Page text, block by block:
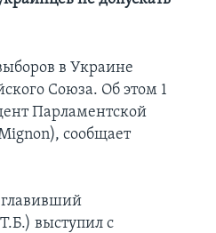
в Украине
Союза. Об этом 1
Парламентской
сообщает
выступил с